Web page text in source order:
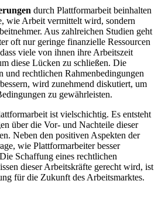
durch Plattformarbeit beinhalten
wie Arbeit vermittelt wird, sondern
Aus zahlreichen Studien geht
oft nur geringe finanzielle Ressourcen
viele von ihnen ihre Arbeitszeit
diese Lücken zu schließen. Die
und rechtlichen Rahmenbedingungen
wird zunehmend diskutiert, um
zu gewährleisten.
ist vielschichtig. Es entsteht
über die Vor- und Nachteile dieser
Neben den positiven Aspekten der
wie Plattformarbeiter besser
Schaffung eines rechtlichen
dieser Arbeitskräfte gerecht wird, ist
für die Zukunft des Arbeitsmarktes.